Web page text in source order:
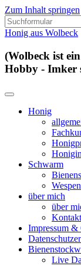
Zum Inhalt springen
Suchen
nach:
Honig aus Wolbeck
(Wolbeck ist
Hobby - Imker
Honig
Schwarm
über mich
über
Kontakt
Impressum
Live